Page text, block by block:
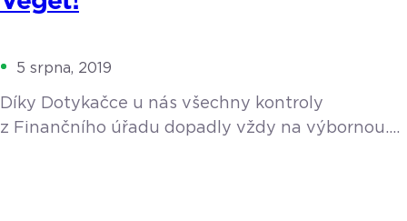
5 srpna, 2019
Díky Dotykačce u nás všechny kontroly
z Finančního úřadu dopadly vždy na výbornou.